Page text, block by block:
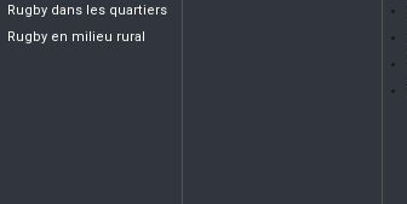
Rugby dans les quartiers
Rugby en milieu rural